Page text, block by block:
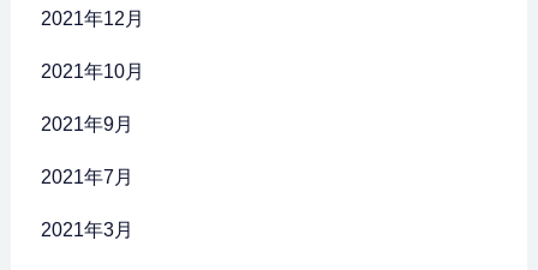
2021年12月
2021年10月
2021年9月
2021年7月
2021年3月